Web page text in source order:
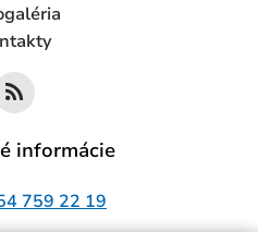
informácie
759 22 19